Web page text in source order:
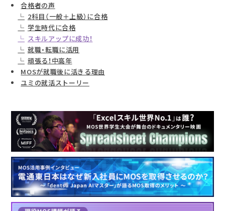
合格者の声
2科目（一般＋上級）に合格
学生時代に合格
スキルアップに成功！
就職・転職に活用
頑張る！中高年
MOSが就職後に活きる理由
ユミの就活ストーリー